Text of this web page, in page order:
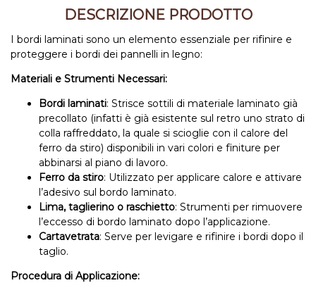
DESCRIZIONE PRODOTTO
I bordi laminati sono un elemento essenziale per rifinire e
proteggere i bordi dei pannelli in legno:
Materiali e Strumenti Necessari:
Bordi laminati: Strisce sottili di materiale laminato già
precollato (infatti è già esistente sul retro uno strato di
colla raffreddato, la quale si scioglie con il calore del
ferro da stiro) disponibili in vari colori e finiture per
abbinarsi al piano di lavoro.
Ferro da stiro: Utilizzato per applicare calore e attivare
l’adesivo sul bordo laminato.
Lima, taglierino o raschietto: Strumenti per rimuovere
l’eccesso di bordo laminato dopo l’applicazione.
Cartavetrata: Serve per levigare e rifinire i bordi dopo il
taglio.
Procedura di Applicazione: